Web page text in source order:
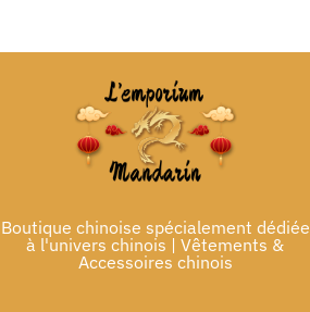
Boutique chinoise spécialement dédiée
à l'univers chinois | Vêtements &
Accessoires chinois